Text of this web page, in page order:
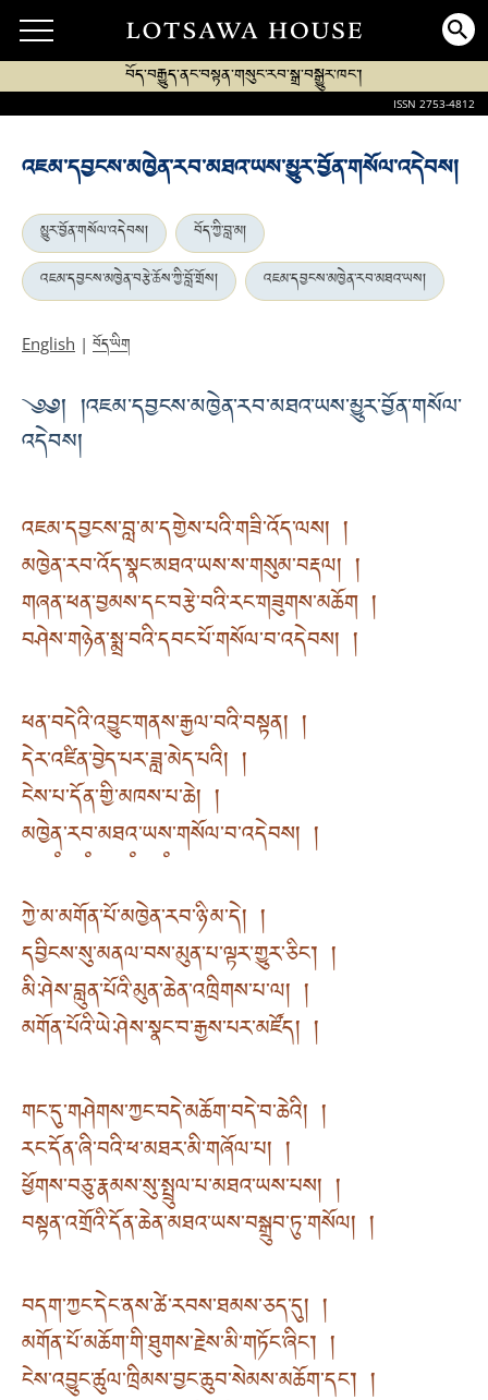
བོད་བརྒྱུད་ནང་བསྟན་གསུང་རབ་སྒྲ་བསྒྱུར་ཁང་།
ISSN 2753-4812
འཇམ་དབྱངས་མཁྱེན་རབ་མཐའ་ཡས་མྱུར་བྱོན་གསོལ་འདེབས།
མྱུར་བྱོན་གསོལ་འདེབས།
བོད་ཀྱི་བླ་མ།
འཇམ་དབྱངས་མཁྱེན་བརྩེ་ཆོས་ཀྱི་བློ་གྲོས།
འཇམ་དབྱངས་མཁྱེན་རབ་མཐའ་ཡས།
English | བོད་ཡིག
༄༅། །འཇམ་དབྱངས་མཁྱེན་རབ་མཐའ་ཡས་མྱུར་བྱོན་གསོལ་
འདེབས།
འཇམ་དབྱངས་བླ་མ་དགྱེས་པའི་གཟི་འོད་ལས། །
མཁྱེན་རབ་འོད་སྣང་མཐའ་ཡས་ས་གསུམ་བརྡལ། །
གཞན་ཕན་བྱམས་དང་བརྩེ་བའི་རང་གཟུགས་མཆོག །
བཤེས་གཉེན་སྨྲ་བའི་དབང་པོ་གསོལ་བ་འདེབས། །
ཕན་བདེའི་འབྱུང་གནས་རྒྱལ་བའི་བསྟན། །
དེར་འཛིན་བྱེད་པར་ཟླ་མེད་པའི། །
ངེས་པ་དོན་གྱི་མཁས་པ་ཆེ། །
མཁྱེན༷་རབ༷་མཐའ༷་ཡས༷་གསོལ་བ་འདེབས། །
ཀྱེ་མ་མགོན་པོ་མཁྱེན་རབ་ཉི་མ་དེ། །
དབྱིངས་སུ་མནལ་བས་མུན་པ་ལྟར་གྱུར་ཅིང་། །
མི་ཤེས་བླུན་པོའི་མུན་ཆེན་འཁྲིགས་པ་ལ། །
མགོན་པོའི་ཡེ་ཤེས་སྣང་བ་རྒྱས་པར་མཛོད། །
གང་དུ་གཤེགས་ཀྱང་བདེ་མཆོག་བདེ་བ་ཆེའི། །
རང་དོན་ཞི་བའི་ཕ་མཐར་མི་གཞོལ་པ། །
ཕྱོགས་བཅུ་རྣམས་སུ་སྤྲུལ་པ་མཐའ་ཡས་པས། །
བསྟན་འགྲོའི་དོན་ཆེན་མཐའ་ཡས་བསྒྲུབ་ཏུ་གསོལ། །
བདག་ཀྱང་དེང་ནས་ཚེ་རབས་ཐམས་ཅད་དུ། །
མགོན་པོ་མཆོག་གི་ཐུགས་རྗེས་མི་གཏོང་ཞིང་། །
ངེས་འབྱུང་ཚུལ་ཁྲིམས་བྱང་ཆུབ་སེམས་མཆོག་དང་། །